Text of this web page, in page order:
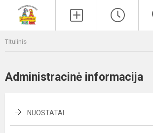
Titulinis
Administracinė informacija
NUOSTATAI